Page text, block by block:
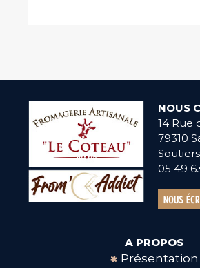
NOUS
14 Rue
79310
Soutiers
05 49
Nous
A PROPOS
Présentation